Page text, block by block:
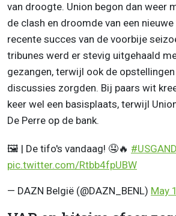
van droogte. Union begon dan weer
de clash en droomde van een
recente succes van de voorbije
tribunes werd er stevig uitgehaald
gezangen, terwijl ook de
discussies zorgden. Bij paars wit
keer wel een basisplaats, terwijl
De Perre op de bank.
🖼️ | De tifo's vandaag! 🤤🔥 #USGAND
pic.twitter.com/Rtbb4fpUBW
— DAZN België (@DAZN_BENL) May